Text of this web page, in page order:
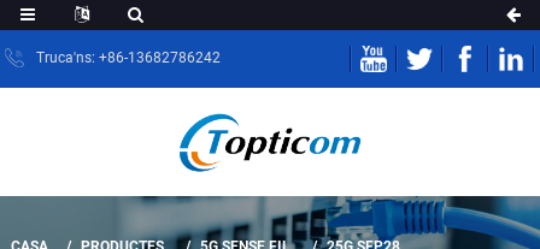
Truca'ns: +86-13682786242
CASA PRODUCTES 5G SENSE FIL 25G SFP28